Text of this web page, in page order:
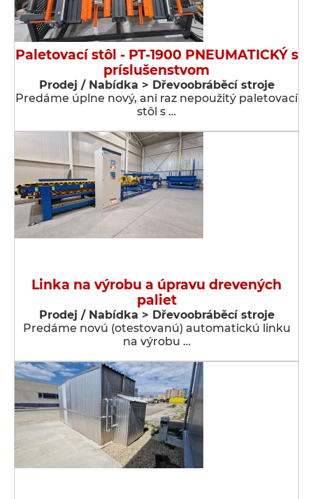
Paletovací stôl - PT-1900 PNEUMATICKÝ s
príslušenstvom
Prodej / Nabídka > Dřevoobráběcí stroje
Predáme úplne nový, ani raz nepoužitý paletovací
stôl s …
Linka na výrobu a úpravu drevených
paliet
Prodej / Nabídka > Dřevoobráběcí stroje
Predáme novú (otestovanú) automatickú linku
na výrobu …